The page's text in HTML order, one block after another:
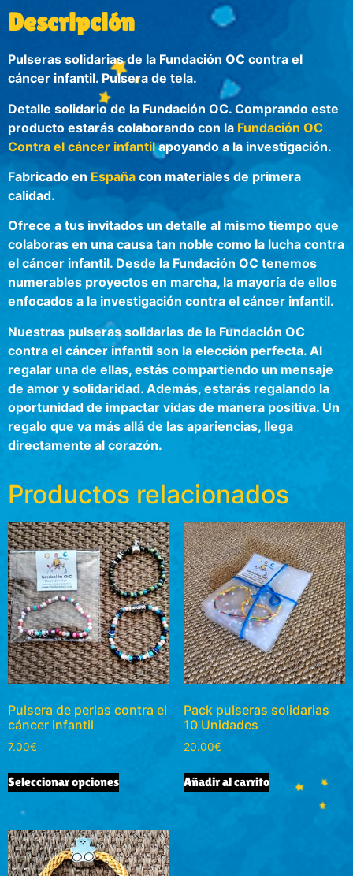
Descripción
Pulseras solidarias de la Fundación OC contra el
cáncer infantil. Pulsera de tela.
Detalle solidario de la Fundación OC. Comprando este
producto estarás colaborando con la Fundación OC
Contra el cáncer infantilapoyando a la investigación.
Fabricado en España con materiales de primera
calidad.
Ofrece a tus invitados un detalle al mismo tiempo que
colaboras en una causa tan noble como la lucha contra
el cáncer infantil. Desde la Fundación OC tenemos
numerables proyectos en marcha, la mayoría de ellos
enfocados a la investigación contra el cáncer infantil.
Nuestras pulseras solidarias de la Fundación OC
contra el cáncer infantil son la elección perfecta. Al
regalar una de ellas, estás compartiendo un mensaje
de amor y solidaridad. Además, estarás regalando la
oportunidad de impactar vidas de manera positiva. Un
regalo que va más allá de las apariencias, llega
directamente al corazón.
Productos relacionados
Pulsera de perlas contra el
cáncer infantil
7.00€
Seleccionar opciones
Pack pulseras solidarias
10 Unidades
20.00€
Añadir al carrito